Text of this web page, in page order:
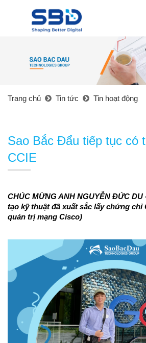
Trang chủ Tin tức Tin hoạt động
Sao Bắc Đẩu tiếp tục có
CCIE
CHÚC MỪNG ANH NGUYỄN ĐỨC
tạo kỹ thuật đã xuất sắc lấy chứng chỉ
quản trị mạng Cisco)